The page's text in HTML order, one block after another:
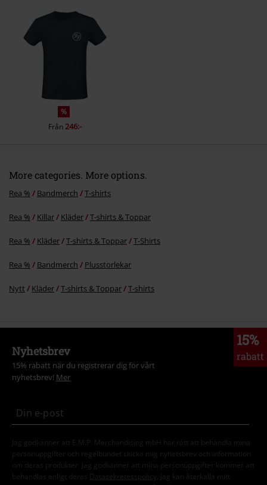
%
Från 246:-
More categories. More options.
Rea % Bandmerch T-shirts
Rea % Killar Kläder T-shirts & Toppar
Rea % Kläder T-shirts & Toppar T-Shirts
Rea % Bandmerch Plusstorlekar
Nytt Kläder T-shirts & Toppar T-shirts
15%
rabatt
Nyhetsbrev
15% rabatt när du registrerar dig för vårt
nyhetsbrev! Mer
Jag godkänner att E.M.P. Merchandising mbH har rätt att behandla mina
personuppgifter och regelbundet skicka mig nyhetsbrev och information
om deras produkter. Jag godkänner att mina personuppgifter kommer att
behandlas enligt deras
Datasekretesspolicy
. Jag kan återkalla mitt